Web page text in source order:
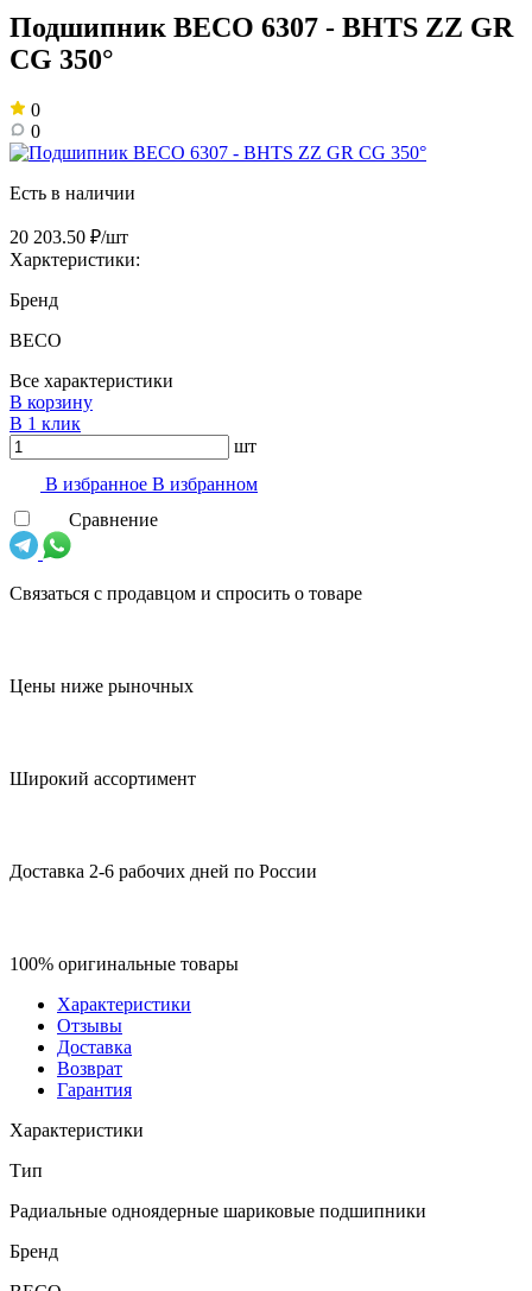
Подшипник BECO 6307 - BHTS ZZ GR
CG 350°
0
0
Есть в наличии
20 203.50 ₽/шт
Харктеристики:
Бренд
BECO
Все характеристики
В корзину
В 1 клик
шт
В избранноe В избранном
Сравнение
Связаться с продавцом и спросить о товаре
Цены ниже рыночных
Широкий ассортимент
Доставка 2-6 рабочих дней по России
100% оригинальные товары
Характеристики
Отзывы
Доставка
Возврат
Гарантия
Характеристики
Тип
Радиальные одноядерные шариковые подшипники
Бренд